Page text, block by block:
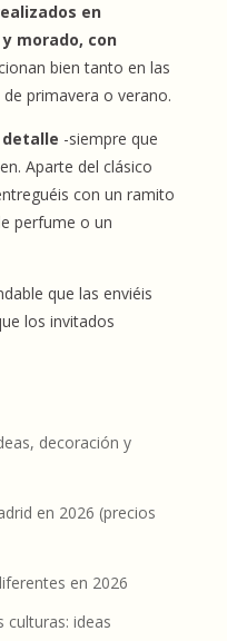
en
morado, con
bien tanto en las
primavera o verano.
-siempre que
Aparte del clásico
con un ramito
perfume o un
que las enviéis
los invitados
decoración y
en 2026 (precios
en 2026
culturas: ideas